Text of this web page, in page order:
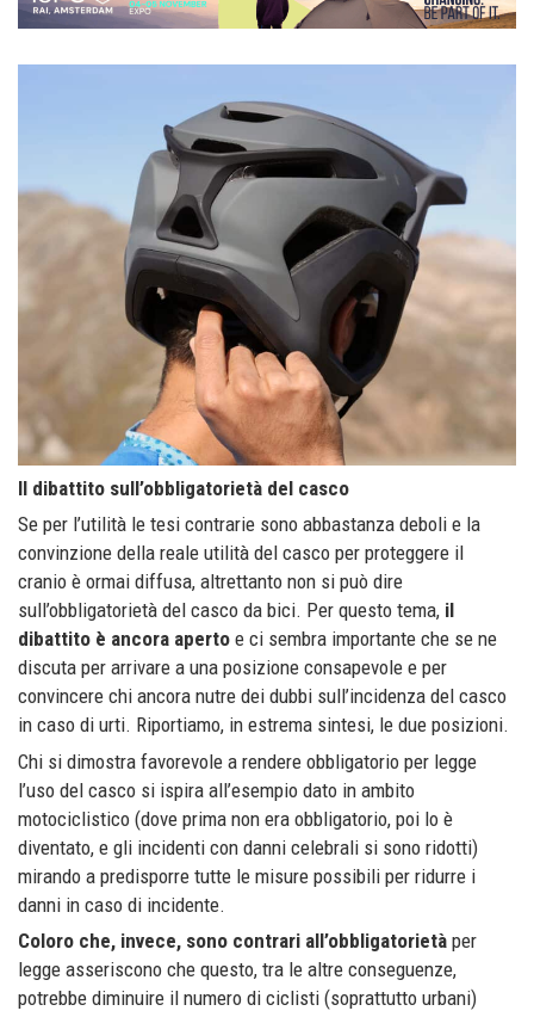
Il dibattito sull’obbligatorietà del casco
Se per l’utilità le tesi contrarie sono abbastanza deboli e la
convinzione della reale utilità del casco per proteggere il
cranio è ormai diffusa, altrettanto non si può dire
sull’obbligatorietà del casco da bici. Per questo tema, il
dibattito è ancora aperto e ci sembra importante che se ne
discuta per arrivare a una posizione consapevole e per
convincere chi ancora nutre dei dubbi sull’incidenza del casco
in caso di urti. Riportiamo, in estrema sintesi, le due posizioni.
Chi si dimostra favorevole a rendere obbligatorio per legge
l’uso del casco si ispira all’esempio dato in ambito
motociclistico (dove prima non era obbligatorio, poi lo è
diventato, e gli incidenti con danni celebrali si sono ridotti)
mirando a predisporre tutte le misure possibili per ridurre i
danni in caso di incidente.
Coloro che, invece, sono contrari all’obbligatorietà per
legge asseriscono che questo, tra le altre conseguenze,
potrebbe diminuire il numero di ciclisti (soprattutto urbani)